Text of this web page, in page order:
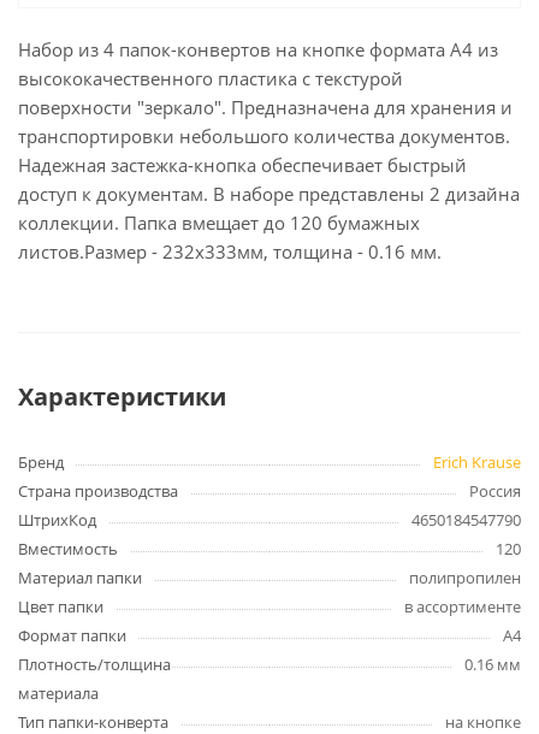
Набор из 4 папок-конвертов на кнопке формата А4 из
высококачественного пластика с текстурой
поверхности "зеркало". Предназначена для хранения и
транспортировки небольшого количества документов.
Надежная застежка-кнопка обеспечивает быстрый
доступ к документам. В наборе представлены 2 дизайна
коллекции. Папка вмещает до 120 бумажных
листов.Размер - 232х333мм, толщина - 0.16 мм.
Характеристики
Бренд
Erich Krause
Страна производства
Россия
ШтрихКод
4650184547790
Вместимость
120
Материал папки
полипропилен
Цвет папки
в ассортименте
Формат папки
А4
Плотность/толщина
материала
0.16 мм
Тип папки-конверта на кнопке